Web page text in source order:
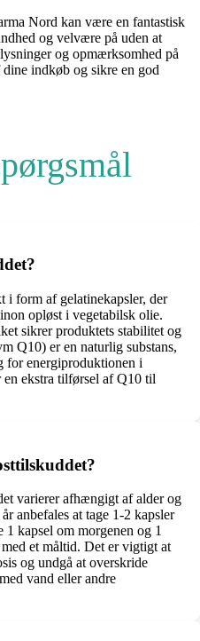
Nord kan være en fantastisk
og velvære på uden at
og opmærksomhed på
indkøb og sikre en god
i form af gelatinekapsler, der
opløst i vegetabilsk olie.
sikrer produktets stabilitet og
Q10) er en naturlig substans,
for energiproduktionen i
ekstra tilførsel af Q10 til
varierer afhængigt af alder og
anbefales at tage 1-2 kapsler
1 kapsel om morgenen og 1
et måltid. Det er vigtigt at
og undgå at overskride
vand eller andre